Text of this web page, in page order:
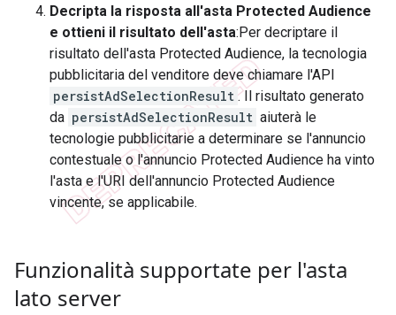
Decripta la risposta all'asta Protected Audience
e ottieni il risultato dell'asta:Per decriptare il
risultato dell'asta Protected Audience, la tecnologia
pubblicitaria del venditore deve chiamare l'API
persistAdSelectionResult . Il risultato generato
da persistAdSelectionResult aiuterà le
tecnologie pubblicitarie a determinare se l'annuncio
contestuale o l'annuncio Protected Audience ha vinto
l'asta e l'URI dell'annuncio Protected Audience
vincente, se applicabile.
Funzionalità supportate per l'asta
lato server